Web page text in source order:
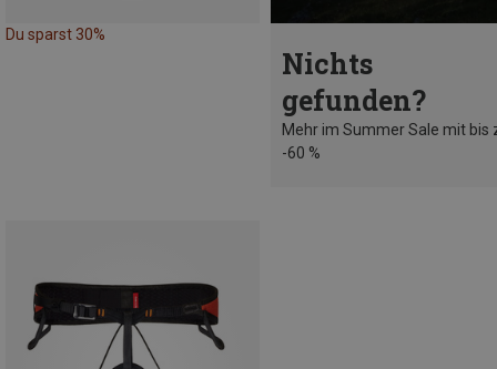
Du sparst 30%
Nichts
gefunden?
Mehr im Summer Sale mit bis
-60 %